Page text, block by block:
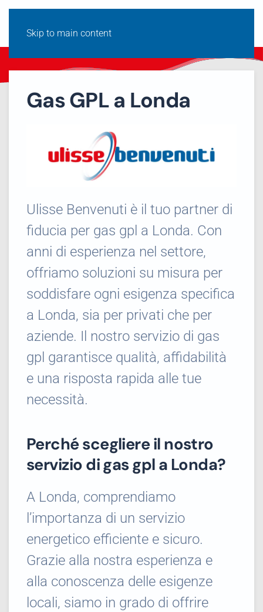
Skip to main content
Gas GPL a Londa
Ulisse Benvenuti è il tuo partner di
fiducia per gas gpl a Londa. Con
anni di esperienza nel settore,
offriamo soluzioni su misura per
soddisfare ogni esigenza specifica
a Londa, sia per privati che per
aziende. Il nostro servizio di gas
gpl garantisce qualità, affidabilità
e una risposta rapida alle tue
necessità.
Perché scegliere il nostro
servizio di gas gpl a Londa?
A Londa, comprendiamo
l’importanza di un servizio
energetico efficiente e sicuro.
Grazie alla nostra esperienza e
alla conoscenza delle esigenze
locali, siamo in grado di offrire